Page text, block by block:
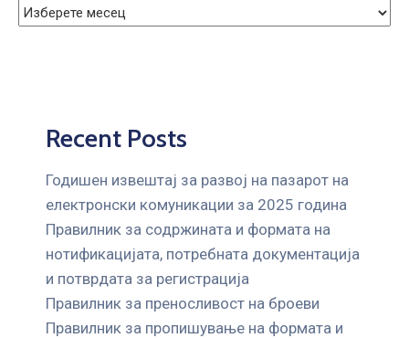
Recent Posts
Годишен извештај за развој на пазарот на
електронски комуникации за 2025 година
Правилник за содржината и формата на
нотификацијата, потребната документација
и потврдата за регистрација
Правилник за преносливост на броеви
Правилник за пропишување на формата и